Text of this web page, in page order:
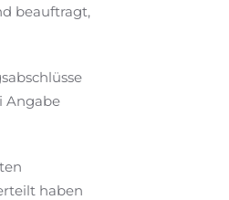
beauftragt,
Angabe
haben